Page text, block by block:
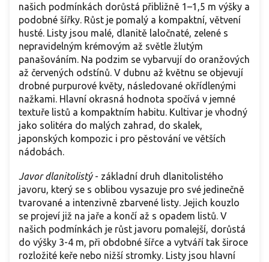
našich podmínkách dorůstá přibližně 1–1,5 m výšky a
podobné šířky. Růst je pomalý a kompaktní, větvení
husté. Listy jsou malé, dlanitě laločnaté, zelené s
nepravidelným krémovým až světle žlutým
panašováním. Na podzim se vybarvují do oranžových
až červených odstínů. V dubnu až květnu se objevují
drobné purpurové květy, následované okřídlenými
nažkami. Hlavní okrasná hodnota spočívá v jemné
textuře listů a kompaktním habitu. Kultivar je vhodný
jako solitéra do malých zahrad, do skalek,
japonských kompozic i pro pěstování ve větších
nádobách.
Javor dlanitolistý - základní druh dlanitolistého
javoru, který se s oblibou vysazuje pro své jedinečně
tvarované a intenzivně zbarvené listy. Jejich kouzlo
se projeví již na jaře a končí až s opadem listů. V
našich podmínkách je růst javoru pomalejší, dorůstá
do výšky 3-4 m, při obdobné šířce a vytváří tak široce
rozložité keře nebo nižší stromky. Listy jsou hlavní